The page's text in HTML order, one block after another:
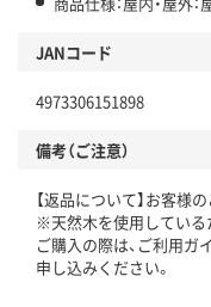
JANコード
4973306151898
備考（ご注意）
【返品について】お客様
※天然木を使用している
ご購入の際は、ご利用ガ
申し込みください。